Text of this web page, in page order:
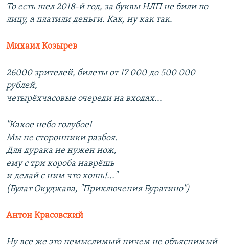
То есть шел 2018-й год, за буквы НЛП не били по
лицу, а платили деньги. Как, ну как так.
Михаил Козырев
26000 зрителей, билеты от 17 000 до 500 000
рублей,
четырёхчасовые очереди на входах...
"Какое небо голубое!
Мы не сторонники разбоя.
Для дурака не нужен нож,
ему с три короба наврёшь
и делай с ним что хошь!..."
(Булат Окуджава, "Приключения Буратино")
Антон Красовский
Ну все же это немыслимый ничем не объяснимый